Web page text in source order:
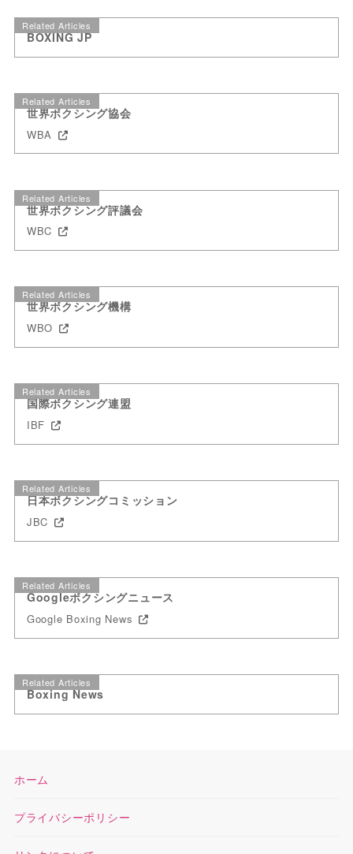
Related Articles
BOXING JP
Related Articles
世界ボクシング協会
WBA
Related Articles
世界ボクシング評議会
WBC
Related Articles
世界ボクシング機構
WBO
Related Articles
国際ボクシング連盟
IBF
Related Articles
日本ボクシングコミッション
JBC
Related Articles
Googleボクシングニュース
Google Boxing News
Related Articles
Boxing News
ホーム
プライバシーポリシー